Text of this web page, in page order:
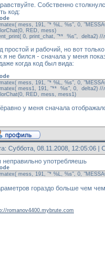
Собственно
код:
mess, 191, "* %L, %s", 0,
RED, mess)
0, print_chat, "** %s", delta2) //
простой и рабочий, но вот
я не бился - сначала у меня
когда код был вида:
mess, 191, "* %L, %s", 0,
mess1, 191, "** %s", 0, delta2) //
RED, mess, mess1)
у меня сначала
Суббота, 08.11.2008, 12:05:06
неправильно употребляешь
mess, 191, "* %L, %s", 0,
гораздо больше чем
romanov4400.mybrute.com